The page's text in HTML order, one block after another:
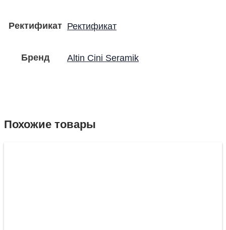
Ректификат Ректификат
Бренд Altin Cini Seramik
Похожие товары